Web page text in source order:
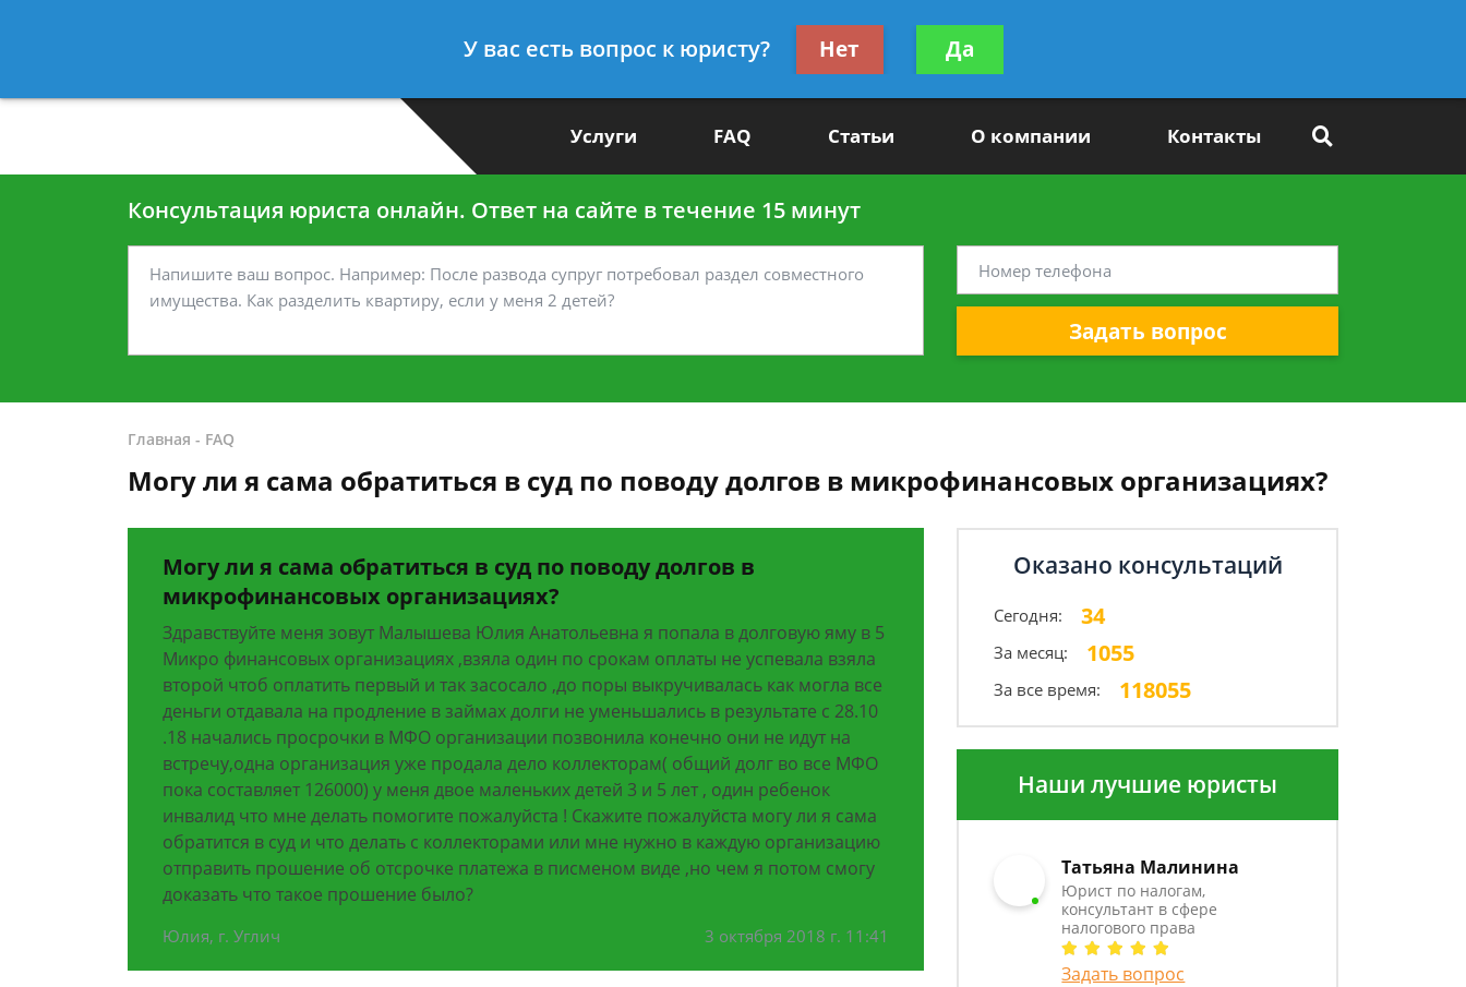
7 812-467-35-90
Получите консультацию
бесплатно
Услуги FAQ Статьи О компании Контакты
Консультация юриста онлайн. Ответ на сайте в течение 15 минут
Задать вопрос
Главная - FAQ
Могу ли я сама обратиться в суд по поводу долгов в микрофинансовых организациях?
Могу ли я сама обратиться в суд по поводу долгов в
микрофинансовых организациях?
Здравствуйте меня зовут Малышева Юлия Анатольевна я попала в долговую яму в 5
Микро финансовых организациях ,взяла один по срокам оплаты не успевала взяла
второй чтоб оплатить первый и так засосало ,до поры выкручивалась как могла все
деньги отдавала на продление в займах долги не уменьшались в результате с 28.10
.18 начались просрочки в МФО организации позвонила конечно они не идут на
встречу,одна организация уже продала дело коллекторам( общий долг во все МФО
пока составляет 126000) у меня двое маленьких детей 3 и 5 лет , один ребенок
инвалид что мне делать помогите пожалуйста ! Скажите пожалуйста могу ли я сама
обратится в суд и что делать с коллекторами или мне нужно в каждую организацию
отправить прошение об отсрочке платежа в писменом виде ,но чем я потом смогу
доказать что такое прошение было?
Юлия, г. Углич 3 октября 2018 г. 11:41
Оказано консультаций
Сегодня: 34
За месяц: 1055
За все время: 118055
Наши лучшие юристы
Татьяна Малинина
Юрист по налогам,
консультант в сфере
налогового права
Задать вопрос
У вас есть вопрос к юристу? Нет Да